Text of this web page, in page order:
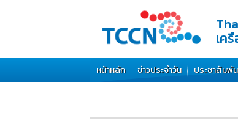
เค
หน้าหลัก ข่าวประจำวัน ประชาสัมพั